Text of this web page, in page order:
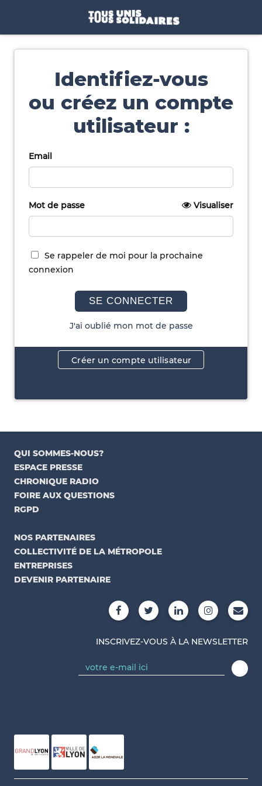
Identifiez-vous
ou créez un compte
utilisateur :
Email
Mot de passe Visualiser
Se rappeler de moi pour la prochaine
connexion
SE CONNECTER
J'ai oublié mon mot de passe
Créer un compte utilisateur
QUI SOMMES-NOUS?
ESPACE PRESSE
CHRONIQUE RADIO
FOIRE AUX QUESTIONS
RGPD
NOS PARTENAIRES
COLLECTIVITÉ DE LA MÉTROPOLE
ENTREPRISES
DEVENIR PARTENAIRE
INSCRIVEZ-VOUS À LA NEWSLETTER